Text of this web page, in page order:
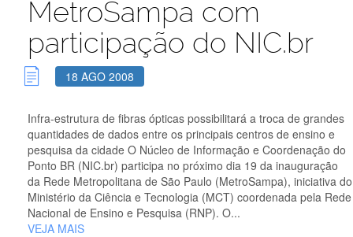
MetroSampa com
participação do NIC.br
18 AGO 2008
Infra-estrutura de fibras ópticas possibilitará a troca de grandes
quantidades de dados entre os principais centros de ensino e
pesquisa da cidade O Núcleo de Informação e Coordenação do
Ponto BR (NIC.br) participa no próximo dia 19 da inauguração
da Rede Metropolitana de São Paulo (MetroSampa), iniciativa do
Ministério da Ciência e Tecnologia (MCT) coordenada pela Rede
Nacional de Ensino e Pesquisa (RNP). O...
VEJA MAIS